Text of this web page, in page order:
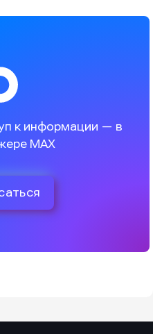
к информации — в
MAX